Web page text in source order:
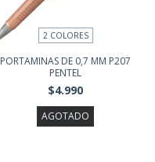
2 COLORES
PORTAMINAS DE 0,7 MM P207
PENTEL
$4.990
AGOTADO